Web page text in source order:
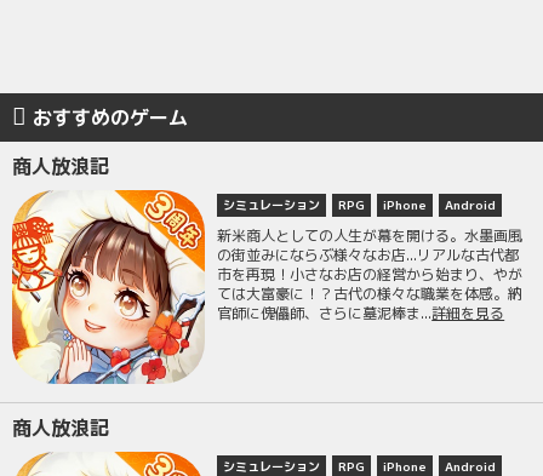
おすすめのゲーム
商人放浪記
シミュレーション RPG iPhone Android
新米商人としての人生が幕を開ける。水墨画風
の街並みにならぶ様々なお店...リアルな古代都
市を再現！小さなお店の経営から始まり、やが
ては大富豪に！？古代の様々な職業を体感。納
官師に傀儡師、さらに墓泥棒ま...詳細を見る
商人放浪記
シミュレーション RPG iPhone Android